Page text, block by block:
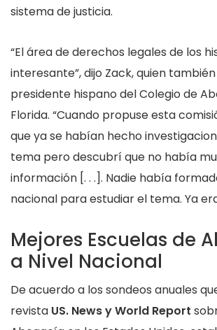
sistema de justicia.
“El área de derechos legales de los
interesante”, dijo Zack, quien
presidente hispano del Colegio de
Florida. “Cuando propuse esta
que ya se habían hecho
tema pero descubrí que no había
información [. . .]. Nadie había
nacional para estudiar el tema. Ya
Mejores Escuelas de
a Nivel Nacional
De acuerdo a los sondeos anuales
revista US. News y World Report